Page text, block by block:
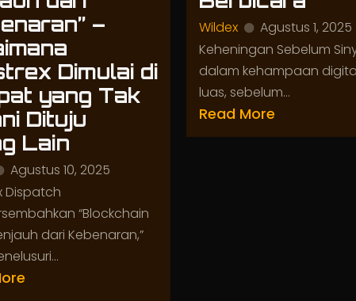
–
Dimulai di
yang Tak
Dituju
Lain
Agustus 10, 2025
Dispatch
“Blockchain
dari Kebenaran,”
Wildex
Agustus 1, 2025
Keheningan Sebelum
dalam kehampaan
luas, sebelum...
Read More